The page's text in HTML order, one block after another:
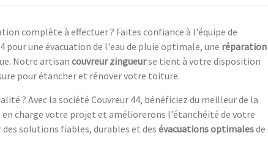
complète à effectuer ? Faites confiance à l'équipe de
pour une évacuation de l'eau de pluie optimale, une réparation
Notre artisancouvreur zingueurse tient à votre disposition
pour étancher et rénover votre toiture.
? Avec la société Couvreur 44, bénéficiez du meilleur de la
en charge votre projet et améliorerons l'étanchéité de votre
solutions fiables, durables et des évacuations optimalesde